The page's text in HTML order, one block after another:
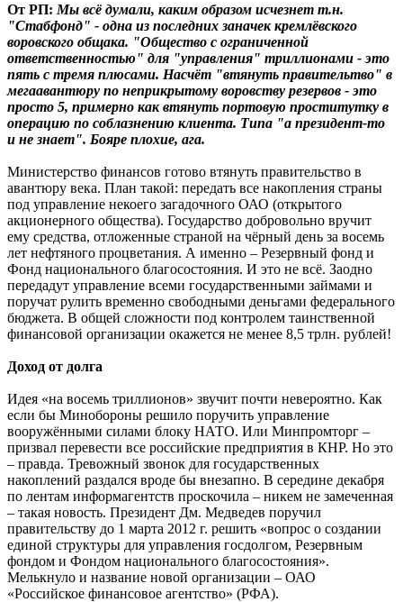
От РП: Мы всё думали, каким образом исчезнет т.н.
"Стабфонд" - одна из последних заначек кремлёвского
воровского общака. "Общество с ограниченной
ответственностью" для "управления" триллионами - это
пять с тремя плюсами. Насчёт "втянуть правительтво" в
мегаавантюру по неприкрытому воровству резервов - это
просто 5, примерно как втянуть портовую проститутку в
операцию по соблазнению клиента. Типа "а президент-то
и не знает". Бояре плохие, ага.
Министерство финансов готово втянуть правительство в
авантюру века. План такой: передать все накопления страны
под управление некоего загадочного ОАО (открытого
акционерного общества). Государство добровольно вручит
ему средства, отложенные страной на чёрный день за восемь
лет нефтяного процветания. А именно – Резервный фонд и
Фонд национального благосостояния. И это не всё. Заодно
передадут управление всеми государственными займами и
поручат рулить временно свободными деньгами федерального
бюджета. В общей сложности под контролем таинственной
финансовой организации окажется не менее 8,5 трлн. рублей!
Доход от долга
Идея «на восемь триллионов» звучит почти невероятно. Как
если бы Минобороны решило поручить управление
вооружёнными силами блоку НАТО. Или Минпромторг –
призвал перевести все российские предприятия в КНР. Но это
– правда. Тревожный звонок для государственных
накоплений раздался вроде бы внезапно. В середине декабря
по лентам информагентств проскочила – никем не замеченная
– такая новость. Президент Дм. Медведев поручил
правительству до 1 марта 2012 г. решить «вопрос о создании
единой структуры для управления госдолгом, Резервным
фондом и Фондом национального благосостояния».
Мелькнуло и название новой организации – ОАО
«Российское финансовое агентство» (РФА).